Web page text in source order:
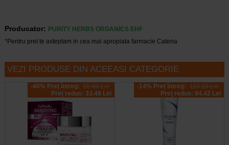
Producator:
PURITY HERBS ORGANICS EHF
*Pentru pret te asteptam in cea mai apropiata farmacie Catena
VEZI PRODUSE DIN ACEEASI CATEGORIE
-40% Preț întreg: 55.80 Lei
Preț redus: 33.48 Lei
-14% Preț întreg: 110.10 Lei
Preț redus: 94.42 Lei